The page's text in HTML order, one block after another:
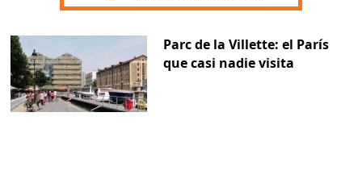
Parc de la Villette: el París
que casi nadie visita